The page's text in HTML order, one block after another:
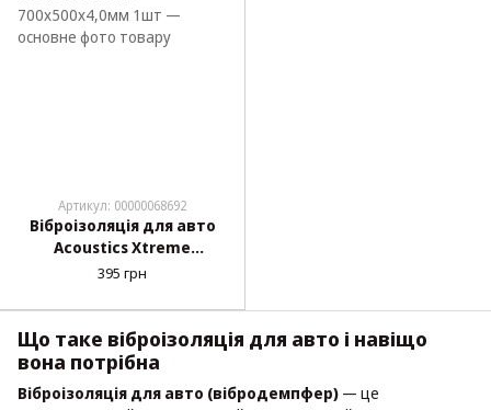
Артикул: 00000068692
Віброізоляція для авто
Acoustics Xtreme
700х500х4,0мм 1шт
395 грн
Що таке віброізоляція для авто і навіщо
вона потрібна
Віброізоляція для авто (вібродемпфер) — це